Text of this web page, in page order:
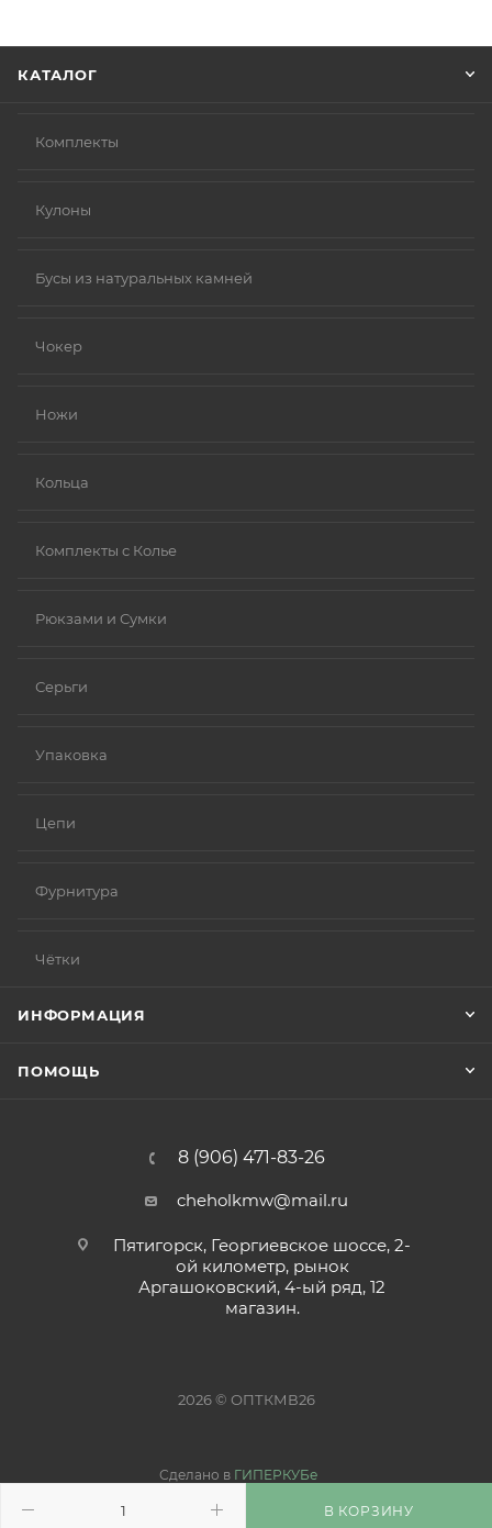
В КОРЗИНУ
КАТАЛОГ
Комплекты
Кулоны
Бусы из натуральных камней
Чокер
Ножи
Кольца
Комплекты с Колье
Рюкзами и Сумки
Серьги
Упаковка
Цепи
Фурнитура
Чётки
ИНФОРМАЦИЯ
ПОМОЩЬ
8 (906) 471-83-26
cheholkmw@mail.ru
Пятигорск, Георгиевское шоссе, 2-
ой километр, рынок
Аргашоковский, 4-ый ряд, 12
магазин.
2026 © ОПТКМВ26
Сделано в ГИПЕРКУБе